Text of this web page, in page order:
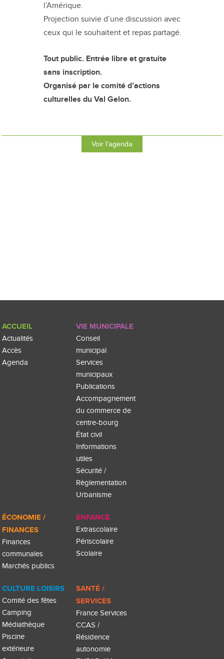
l’Amérique.
Projection suivie d’une discussion avec
ceux qui le souhaitent et repas partagé.
Tout public. Entrée libre et gratuite
sans inscription.
Organisé par le comité d’actions
culturelles du Val Gelon.
Voir l'agenda
ACCUEIL
Actualités
Accès
Agenda
VIE MUNICIPALE
Conseil
municipal
Services
municipaux
Publications
Accompagnement
du commerce de
centre-bourg
État civil
Informations
utiles
Sécurité /
Règlementation
Urbanisme
ÉCONOMIE /
FINANCES
Finances
communales
Marchés publics
ENFANCE
Extrascolaire
Périscolaire
Scolaire
CULTURE LOISIRS
Comité des fêtes
Camping
Médiathèque
Piscine
extérieure
SANTÉ /
SERVICES
France Services
CCAS /
Résidence
autonomie